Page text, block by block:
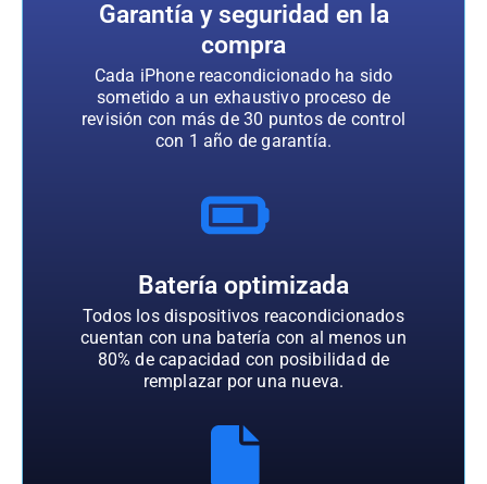
Garantía y seguridad en la
compra
Cada iPhone reacondicionado ha sido
sometido a un exhaustivo proceso de
revisión con más de 30 puntos de control
con 1 año de garantía.
Batería optimizada
Todos los dispositivos reacondicionados
cuentan con una batería con al menos un
80% de capacidad con posibilidad de
remplazar por una nueva.